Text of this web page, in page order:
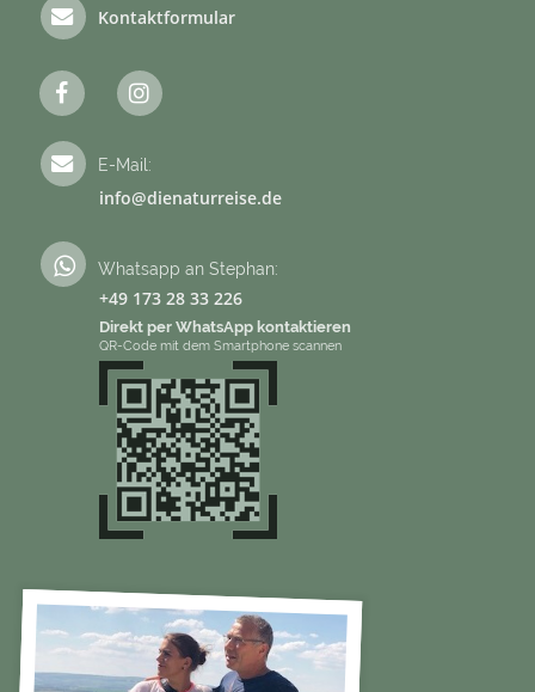
Kontaktformular
E-Mail:
info@dienaturreise.de
Whatsapp an Stephan:
+49 173 28 33 226
Direkt per WhatsApp kontaktieren
QR-Code mit dem Smartphone scannen